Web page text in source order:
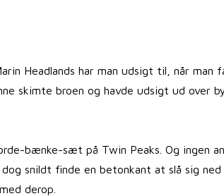
Headlands har man udsigt til, når man
skimte broen og havde udsigt ud over
bænke-sæt på Twin Peaks. Og ingen
snildt finde en betonkant at slå sig ned
derop.